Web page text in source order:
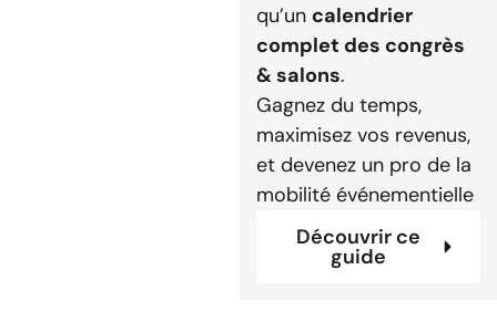
qu’un calendrier
complet des congrès
& salons.
Gagnez du temps,
maximisez vos revenus,
et devenez un pro de la
mobilité événementielle
Découvrir ce
guide